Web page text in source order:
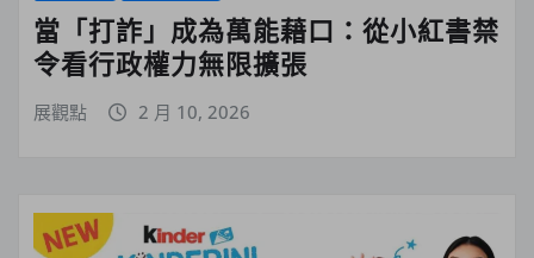
當「打詐」成為萬能藉口：從小紅書禁
令看行政權力無限擴張
展觀點 2 月 10, 2026